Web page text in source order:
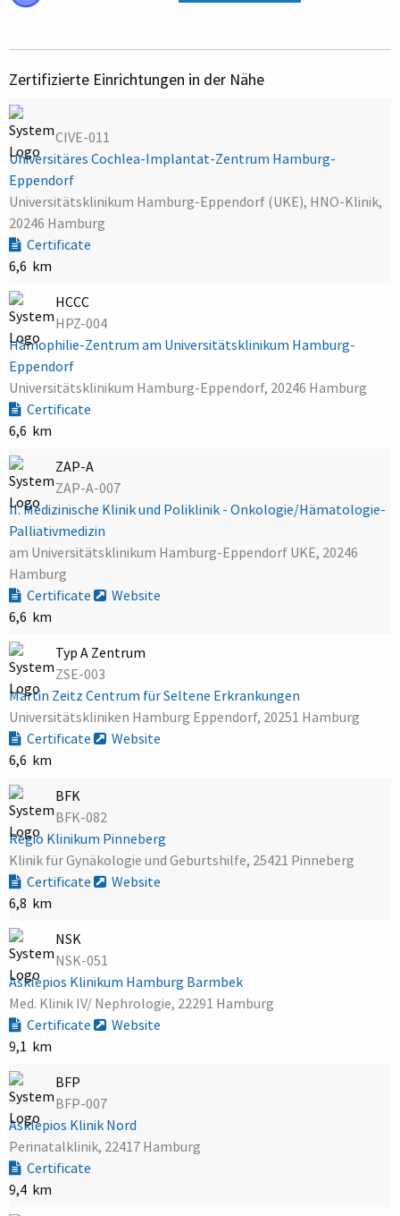
Zertifizierte Einrichtungen in der Nähe
CIVE-011
Universitäres Cochlea-Implantat-Zentrum Hamburg-
Eppendorf
Universitätsklinikum Hamburg-Eppendorf (UKE), HNO-Klinik,
20246 Hamburg
Certificate
6,6 km
HCCC
HPZ-004
Hämophilie-Zentrum am Universitätsklinikum Hamburg-
Eppendorf
Universitätsklinikum Hamburg-Eppendorf, 20246 Hamburg
Certificate
6,6 km
ZAP-A
ZAP-A-007
II. Medizinische Klinik und Poliklinik - Onkologie/Hämatologie-
Palliativmedizin
am Universitätsklinikum Hamburg-Eppendorf UKE, 20246
Hamburg
Certificate
Website
6,6 km
Typ A Zentrum
ZSE-003
Martin Zeitz Centrum für Seltene Erkrankungen
Universitätskliniken Hamburg Eppendorf, 20251 Hamburg
Certificate
Website
6,6 km
BFK
BFK-082
Regio Klinikum Pinneberg
Klinik für Gynäkologie und Geburtshilfe, 25421 Pinneberg
Certificate
Website
6,8 km
NSK
NSK-051
Asklepios Klinikum Hamburg Barmbek
Med. Klinik IV/ Nephrologie, 22291 Hamburg
Certificate
Website
9,1 km
BFP
BFP-007
Asklepios Klinik Nord
Perinatalklinik, 22417 Hamburg
Certificate
9,4 km